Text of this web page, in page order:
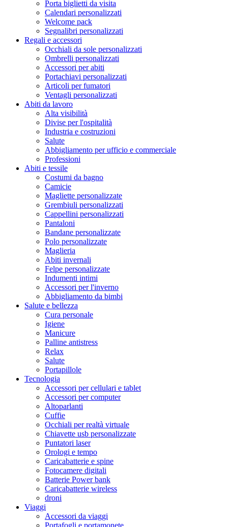
Porta biglietti da visita
Calendari personalizzati
Welcome pack
Segnalibri personalizzati
Regali e accessori
Occhiali da sole personalizzati
Ombrelli personalizzati
Accessori per abiti
Portachiavi personalizzati
Articoli per fumatori
Ventagli personalizzati
Abiti da lavoro
Alta visibilità
Divise per l'ospitalità
Industria e costruzioni
Salute
Abbigliamento per ufficio e commerciale
Professioni
Abiti e tessile
Costumi da bagno
Camicie
Magliette personalizzate
Grembiuli personalizzati
Cappellini personalizzati
Pantaloni
Bandane personalizzate
Polo personalizzate
Maglieria
Abiti invernali
Felpe personalizzate
Indumenti intimi
Accessori per l'inverno
Abbigliamento da bimbi
Salute e bellezza
Cura personale
Igiene
Manicure
Palline antistress
Relax
Salute
Portapillole
Tecnologia
Accessori per cellulari e tablet
Accessori per computer
Altoparlanti
Cuffie
Occhiali per realtà virtuale
Chiavette usb personalizzate
Puntatori laser
Orologi e tempo
Caricabatterie e spine
Fotocamere digitali
Batterie Power bank
Caricabatterie wireless
droni
Viaggi
Accessori da viaggi
Portafogli e portamonete